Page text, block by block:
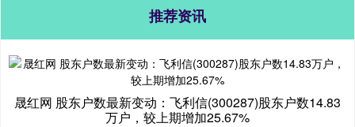
推荐资讯
晟红网 股东户数最新变动：飞利信(300287)股东户数14.83
万户，较上期增加25.67%